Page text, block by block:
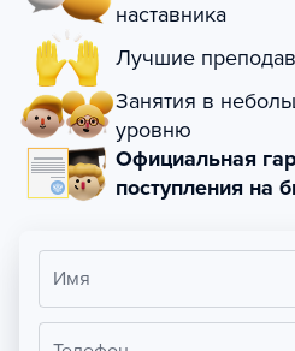
наставника
Лучшие
Занятия в
уровню
Официальная
поступления на
Имя